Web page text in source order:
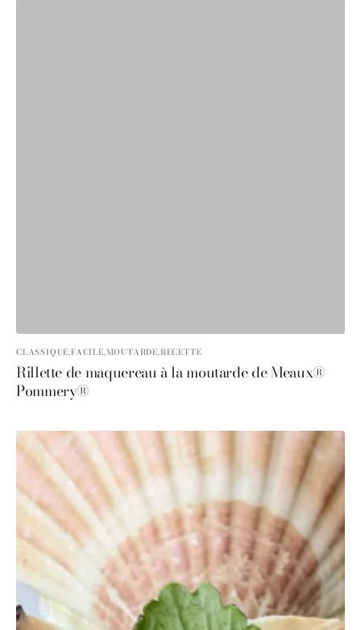
CLASSIQUE,FACILE,MOUTARDE,RECETTE
Rillette de maquereau à la moutarde de Meaux®
Pommery®